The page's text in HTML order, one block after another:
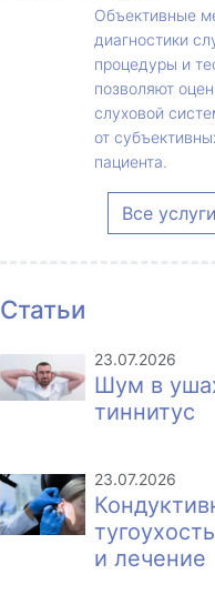
Объективные
диагностики
процедуры и
позволяют
слуховой
от
пациента.
Все услуги
Статьи
23.07.2026
Шум в
тиннитус
23.07.2026
и лечение